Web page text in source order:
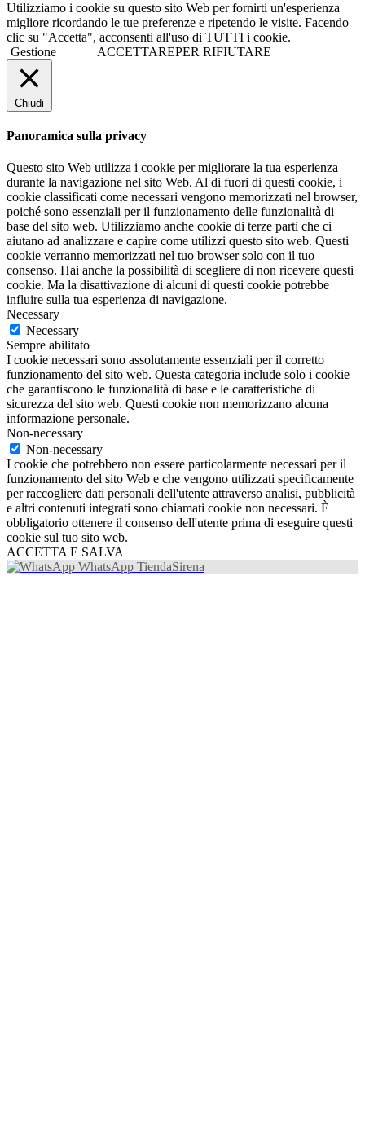
Utilizziamo i cookie su questo sito Web per fornirti un'esperienza
migliore ricordando le tue preferenze e ripetendo le visite. Facendo
clic su "Accetta", acconsenti all'uso di TUTTI i cookie.
Gestione
ACCETTAREPER RIFIUTARE
Chiudi
Panoramica sulla privacy
Questo sito Web utilizza i cookie per migliorare la tua esperienza
durante la navigazione nel sito Web. Al di fuori di questi cookie, i
cookie classificati come necessari vengono memorizzati nel browser,
poiché sono essenziali per il funzionamento delle funzionalità di
base del sito web. Utilizziamo anche cookie di terze parti che ci
aiutano ad analizzare e capire come utilizzi questo sito web. Questi
cookie verranno memorizzati nel tuo browser solo con il tuo
consenso. Hai anche la possibilità di scegliere di non ricevere questi
cookie. Ma la disattivazione di alcuni di questi cookie potrebbe
influire sulla tua esperienza di navigazione.
Necessary
Necessary
Sempre abilitato
I cookie necessari sono assolutamente essenziali per il corretto
funzionamento del sito web. Questa categoria include solo i cookie
che garantiscono le funzionalità di base e le caratteristiche di
sicurezza del sito web. Questi cookie non memorizzano alcuna
informazione personale.
Non-necessary
Non-necessary
I cookie che potrebbero non essere particolarmente necessari per il
funzionamento del sito Web e che vengono utilizzati specificamente
per raccogliere dati personali dell'utente attraverso analisi, pubblicità
e altri contenuti integrati sono chiamati cookie non necessari. È
obbligatorio ottenere il consenso dell'utente prima di eseguire questi
cookie sul tuo sito web.
ACCETTA E SALVA
WhatsApp TiendaSirena